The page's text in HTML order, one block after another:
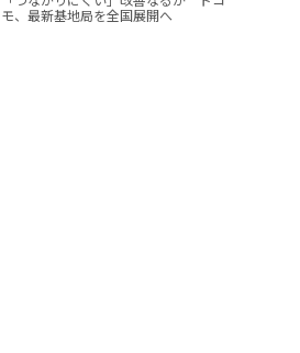
モ、最新基地局を全国展開へ